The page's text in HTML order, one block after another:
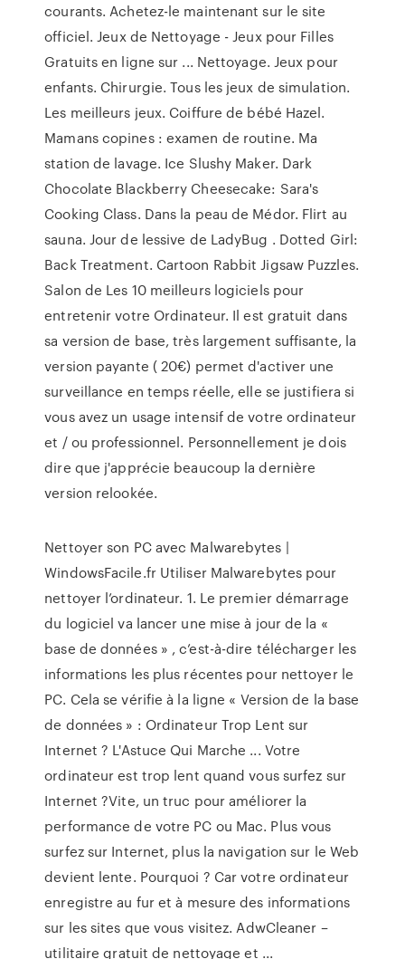
courants. Achetez-le maintenant sur le site
officiel. Jeux de Nettoyage - Jeux pour Filles
Gratuits en ligne sur ... Nettoyage. Jeux pour
enfants. Chirurgie. Tous les jeux de simulation.
Les meilleurs jeux. Coiffure de bébé Hazel.
Mamans copines : examen de routine. Ma
station de lavage. Ice Slushy Maker. Dark
Chocolate Blackberry Cheesecake: Sara's
Cooking Class. Dans la peau de Médor. Flirt au
sauna. Jour de lessive de LadyBug . Dotted Girl:
Back Treatment. Cartoon Rabbit Jigsaw Puzzles.
Salon de Les 10 meilleurs logiciels pour
entretenir votre Ordinateur. Il est gratuit dans
sa version de base, très largement suffisante, la
version payante ( 20€) permet d'activer une
surveillance en temps réelle, elle se justifiera si
vous avez un usage intensif de votre ordinateur
et / ou professionnel. Personnellement je dois
dire que j'apprécie beaucoup la dernière
version relookée.
Nettoyer son PC avec Malwarebytes |
WindowsFacile.fr Utiliser Malwarebytes pour
nettoyer l’ordinateur. 1. Le premier démarrage
du logiciel va lancer une mise à jour de la «
base de données » , c’est-à-dire télécharger les
informations les plus récentes pour nettoyer le
PC. Cela se vérifie à la ligne « Version de la base
de données » : Ordinateur Trop Lent sur
Internet ? L'Astuce Qui Marche ... Votre
ordinateur est trop lent quand vous surfez sur
Internet ?Vite, un truc pour améliorer la
performance de votre PC ou Mac. Plus vous
surfez sur Internet, plus la navigation sur le Web
devient lente. Pourquoi ? Car votre ordinateur
enregistre au fur et à mesure des informations
sur les sites que vous visitez. AdwCleaner –
utilitaire gratuit de nettoyage et ...